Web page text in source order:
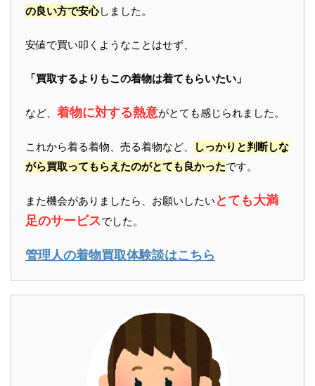
の良い方で安心しました。
安値で買い叩くようなことはせず、
「買取するよりもこの着物は着てもらいたい」
など、 着物に対する熱意がとても感じられました。
これから着る着物、売る着物など、
しっかりと判断しな
がら買取ってもらえたのがとても良かったです。
また機会がありましたら、お願いしたい とても大満
足のサービスでした。
管理人の着物買取体験談はこちら